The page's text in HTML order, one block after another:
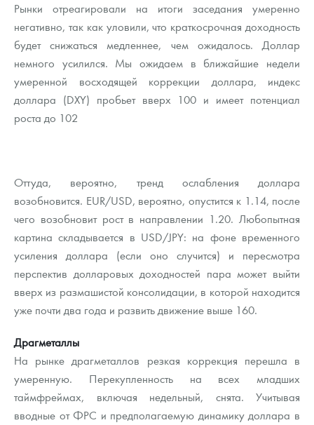
Рынки отреагировали на итоги заседания умеренно
негативно, так как уловили, что краткосрочная доходность
будет снижаться медленнее, чем ожидалось. Доллар
немного усилился. Мы ожидаем в ближайшие недели
умеренной восходящей коррекции доллара, индекс
доллара (DXY) пробьет вверх 100 и имеет потенциал
роста до 102
Оттуда, вероятно, тренд ослабления доллара
возобновится. EUR/USD, вероятно, опустится к 1.14, после
чего возобновит рост в направлении 1.20. Любопытная
картина складывается в USD/JPY: на фоне временного
усиления доллара (если оно случится) и пересмотра
перспектив долларовых доходностей пара может выйти
вверх из размашистой консолидации, в которой находится
уже почти два года и развить движение выше 160.
Драгметаллы
На рынке драгметаллов резкая коррекция перешла в
умеренную. Перекупленность на всех младших
таймфреймах, включая недельный, снята. Учитывая
вводные от ФРС и предполагаемую динамику доллара в